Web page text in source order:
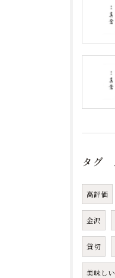
タグ
高評価
金沢
貸切
美味しい